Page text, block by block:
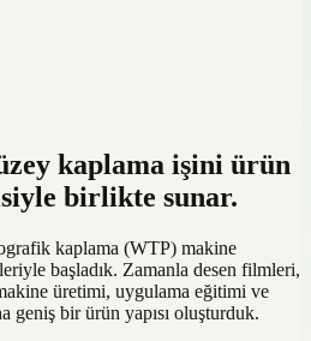
kaplama işini ürün
birlikte sunar.
kaplama (WTP) makine
başladık. Zamanla desen filmleri,
üretimi, uygulama eğitimi ve
geniş bir ürün yapısı oluşturduk.